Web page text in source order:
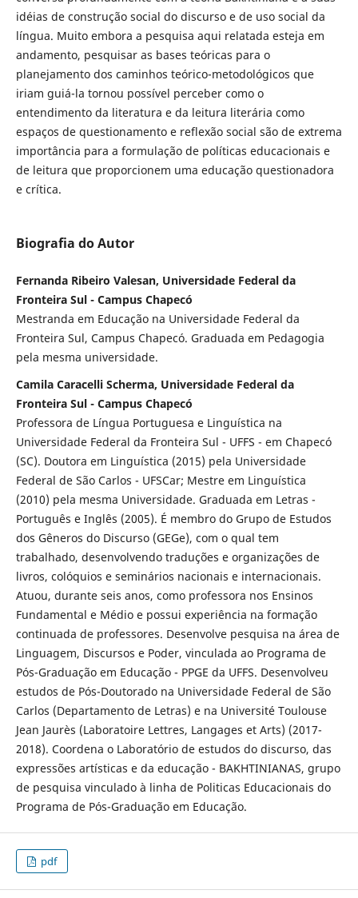
idéias de construção social do discurso e de uso social da
língua. Muito embora a pesquisa aqui relatada esteja em
andamento, pesquisar as bases teóricas para o
planejamento dos caminhos teórico-metodológicos que
iriam guiá-la tornou possível perceber como o
entendimento da literatura e da leitura literária como
espaços de questionamento e reflexão social são de extrema
importância para a formulação de políticas educacionais e
de leitura que proporcionem uma educação questionadora
e crítica.
Biografia do Autor
Fernanda Ribeiro Valesan, Universidade Federal da
Fronteira Sul - Campus Chapecó
Mestranda em Educação na Universidade Federal da
Fronteira Sul, Campus Chapecó. Graduada em Pedagogia
pela mesma universidade.
Camila Caracelli Scherma, Universidade Federal da
Fronteira Sul - Campus Chapecó
Professora de Língua Portuguesa e Linguística na
Universidade Federal da Fronteira Sul - UFFS - em Chapecó
(SC). Doutora em Linguística (2015) pela Universidade
Federal de São Carlos - UFSCar; Mestre em Linguística
(2010) pela mesma Universidade. Graduada em Letras -
Português e Inglês (2005). É membro do Grupo de Estudos
dos Gêneros do Discurso (GEGe), com o qual tem
trabalhado, desenvolvendo traduções e organizações de
livros, colóquios e seminários nacionais e internacionais.
Atuou, durante seis anos, como professora nos Ensinos
Fundamental e Médio e possui experiência na formação
continuada de professores. Desenvolve pesquisa na área de
Linguagem, Discursos e Poder, vinculada ao Programa de
Pós-Graduação em Educação - PPGE da UFFS. Desenvolveu
estudos de Pós-Doutorado na Universidade Federal de São
Carlos (Departamento de Letras) e na Université Toulouse
Jean Jaurès (Laboratoire Lettres, Langages et Arts) (2017-
2018). Coordena o Laboratório de estudos do discurso, das
expressões artísticas e da educação - BAKHTINIANAS, grupo
de pesquisa vinculado à linha de Politicas Educacionais do
Programa de Pós-Graduação em Educação.
pdf